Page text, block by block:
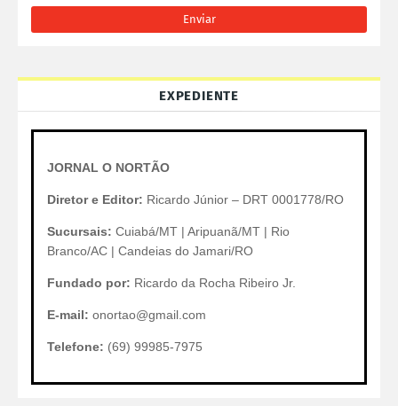
EXPEDIENTE
JORNAL O NORTÃO
Diretor e Editor: Ricardo Júnior – DRT 0001778/RO
Sucursais: Cuiabá/MT | Aripuanã/MT | Rio
Branco/AC | Candeias do Jamari/RO
Fundado por: Ricardo da Rocha Ribeiro Jr.
E-mail: onortao@gmail.com
Telefone: (69) 99985-7975